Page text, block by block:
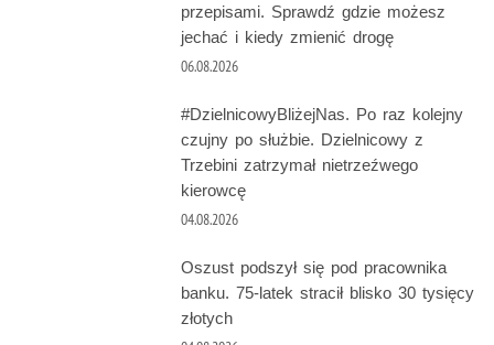
przepisami. Sprawdź gdzie możesz
jechać i kiedy zmienić drogę
06.08.2026
#DzielnicowyBliżejNas. Po raz kolejny
czujny po służbie. Dzielnicowy z
Trzebini zatrzymał nietrzeźwego
kierowcę
04.08.2026
Oszust podszył się pod pracownika
banku. 75-latek stracił blisko 30 tysięcy
złotych